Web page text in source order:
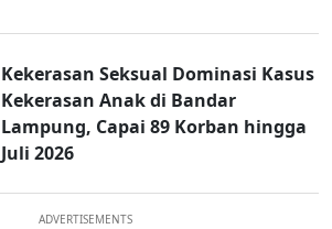
Kekerasan Seksual Dominasi Kasus
Kekerasan Anak di Bandar
Lampung, Capai 89 Korban hingga
Juli 2026
ADVERTISEMENTS